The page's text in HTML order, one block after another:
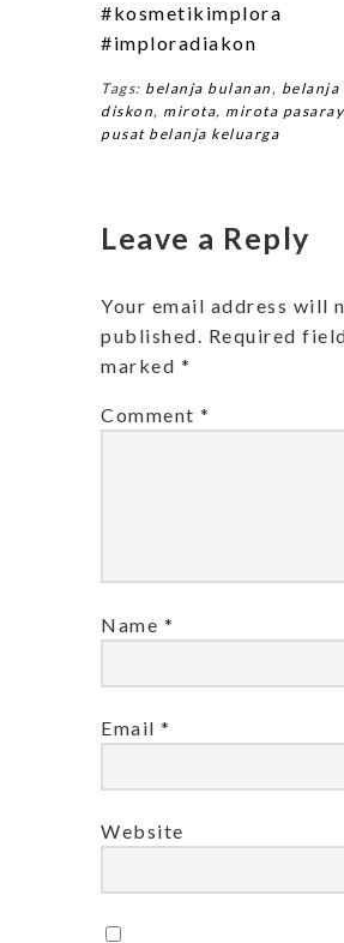
#kosmetikimplora
#imploradiakon
Tags: belanja bulanan, belanja
diskon, mirota, mirota
pusat belanja keluarga
Leave a Reply
Your email address will
published. Required
marked *
Comment *
Name *
Email *
Website